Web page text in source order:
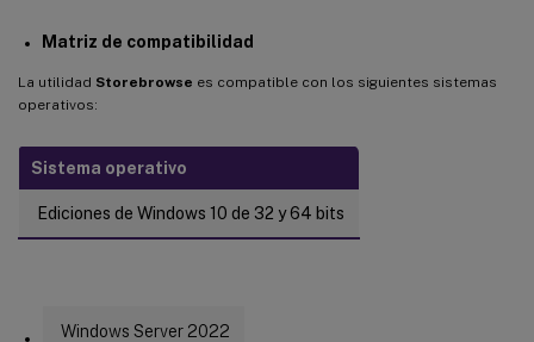
Matriz de compatibilidad
La utilidad Storebrowse es compatible con los siguientes sistemas
operativos:
Sistema operativo
Ediciones de Windows 10 de 32 y 64 bits
Windows Server 2022